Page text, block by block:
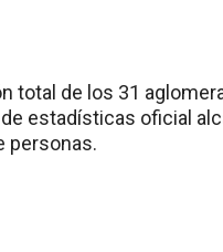
total de los 31
estadísticas oficial
personas.